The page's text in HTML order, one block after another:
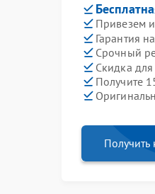
Привезем
Гарантия
Срочный
Скидка
Получите
Получить